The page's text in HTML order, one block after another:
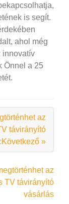
is segít.
ahol még
innovatív
Önnel a 25
az
távirányító
»
az
TV távirányító
vásárlás